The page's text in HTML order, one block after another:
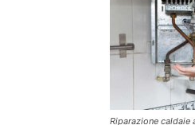
Riparazione caldaie